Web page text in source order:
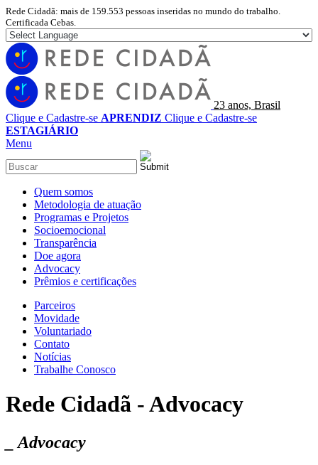
Rede Cidadã: mais de 159.553 pessoas inseridas no mundo do trabalho.
Certificada Cebas.
23 anos, Brasil
Clique e Cadastre-se APRENDIZ Clique e Cadastre-se
ESTAGIÁRIO
Menu
Quem somos
Metodologia de atuação
Programas e Projetos
Socioemocional
Transparência
Doe agora
Advocacy
Prêmios e certificações
Parceiros
Movidade
Voluntariado
Contato
Notícias
Trabalhe Conosco
Rede Cidadã - Advocacy
_ Advocacy